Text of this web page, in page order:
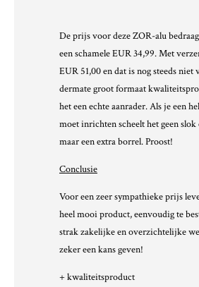
De prijs voor deze ZOR-alu
een schamele EUR 34,99. Met
EUR 51,00 en dat is nog steeds niet
dermate groot formaat
het een echte aanrader. Als je een
moet inrichten scheelt het geen
maar een extra borrel. Proost!
Conclusie
Voor een zeer sympathieke prijs
heel mooi product, eenvoudig te
strak zakelijke en overzichtelijke
zeker een kans geven!
+ kwaliteitsproduct